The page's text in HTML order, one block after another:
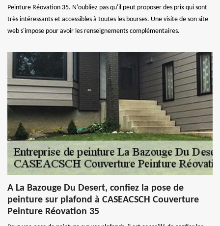
Peinture Réovation 35. N'oubliez pas qu'il peut proposer des prix qui sont
très intéressants et accessibles à toutes les bourses. Une visite de son site
web s'impose pour avoir les renseignements complémentaires.
A La Bazouge Du Desert, confiez la pose de
peinture sur plafond à CASEACSCH Couverture
Peinture Réovation 35